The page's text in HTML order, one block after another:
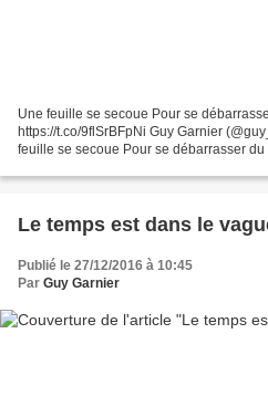
Une feuille se secoue Pour se
https://t.co/9flSrBFpNi Guy Garnier
feuille se secoue Pour se débarrasser
Le temps est dans le
Publié le 27/12/2016 à 10:45
Par Guy Garnier